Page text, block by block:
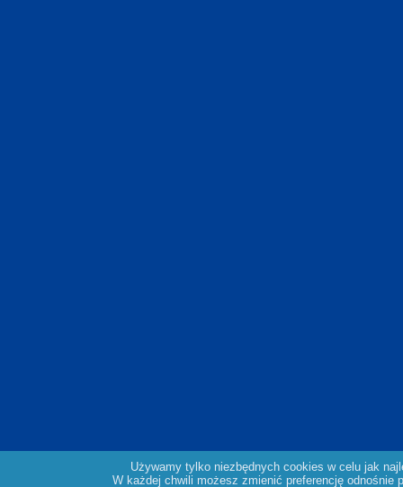
Używamy tylko niezbędnych cookies w celu jak
W każdej chwili możesz zmienić preferencję